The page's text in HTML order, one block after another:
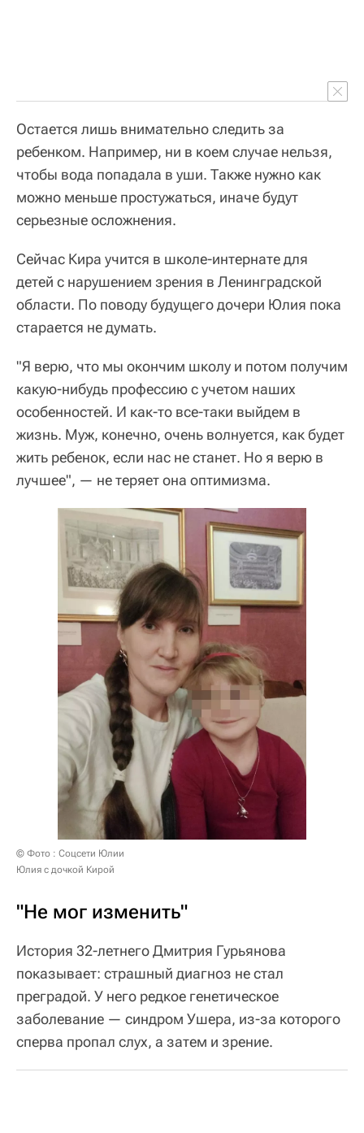
Остается лишь внимательно следить за
ребенком. Например, ни в коем случае нельзя,
чтобы вода попадала в уши. Также нужно как
можно меньше простужаться, иначе будут
серьезные осложнения.
Сейчас Кира учится в школе-интернате для
детей с нарушением зрения в Ленинградской
области. По поводу будущего дочери Юлия пока
старается не думать.
"Я верю, что мы окончим школу и потом получим
какую-нибудь профессию с учетом наших
особенностей. И как-то все-таки выйдем в
жизнь. Муж, конечно, очень волнуется, как будет
жить ребенок, если нас не станет. Но я верю в
лучшее", — не теряет она оптимизма.
© Фото : Соцсети Юлии
Юлия с дочкой Кирой
"Не мог изменить"
История 32-летнего Дмитрия Гурьянова
показывает: страшный диагноз не стал
преградой. У него редкое генетическое
заболевание — синдром Ушера, из-за которого
сперва пропал слух, а затем и зрение.